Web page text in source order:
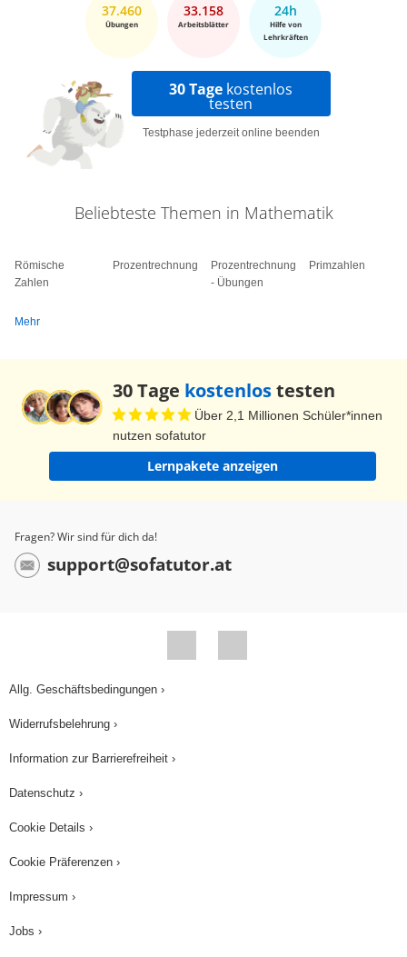
37.460
Übungen
33.158
Arbeitsblätter
24h
Hilfe von
Lehrkräften
30 Tage kostenlos
testen
Testphase jederzeit online beenden
Beliebteste Themen in Mathematik
Römische
Zahlen
Prozentrechnung
Prozentrechnung
- Übungen
Primzahlen
Mehr
30 Tage kostenlostesten
Über 2,1 Millionen Schüler*innen
nutzen sofatutor
Lernpakete anzeigen
Fragen? Wir sind für dich da!
support@sofatutor.at
Allg. Geschäftsbedingungen ›
Widerrufsbelehrung ›
Information zur Barrierefreiheit ›
Datenschutz ›
Cookie Details ›
Cookie Präferenzen ›
Impressum ›
Jobs ›